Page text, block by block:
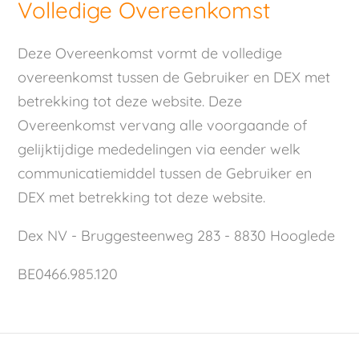
Volledige Overeenkomst
Deze Overeenkomst vormt de volledige
overeenkomst tussen de Gebruiker en DEX met
betrekking tot deze website. Deze
Overeenkomst vervang alle voorgaande of
gelijktijdige mededelingen via eender welk
communicatiemiddel tussen de Gebruiker en
DEX met betrekking tot deze website.
Dex NV - Bruggesteenweg 283 - 8830 Hooglede
BE0466.985.120